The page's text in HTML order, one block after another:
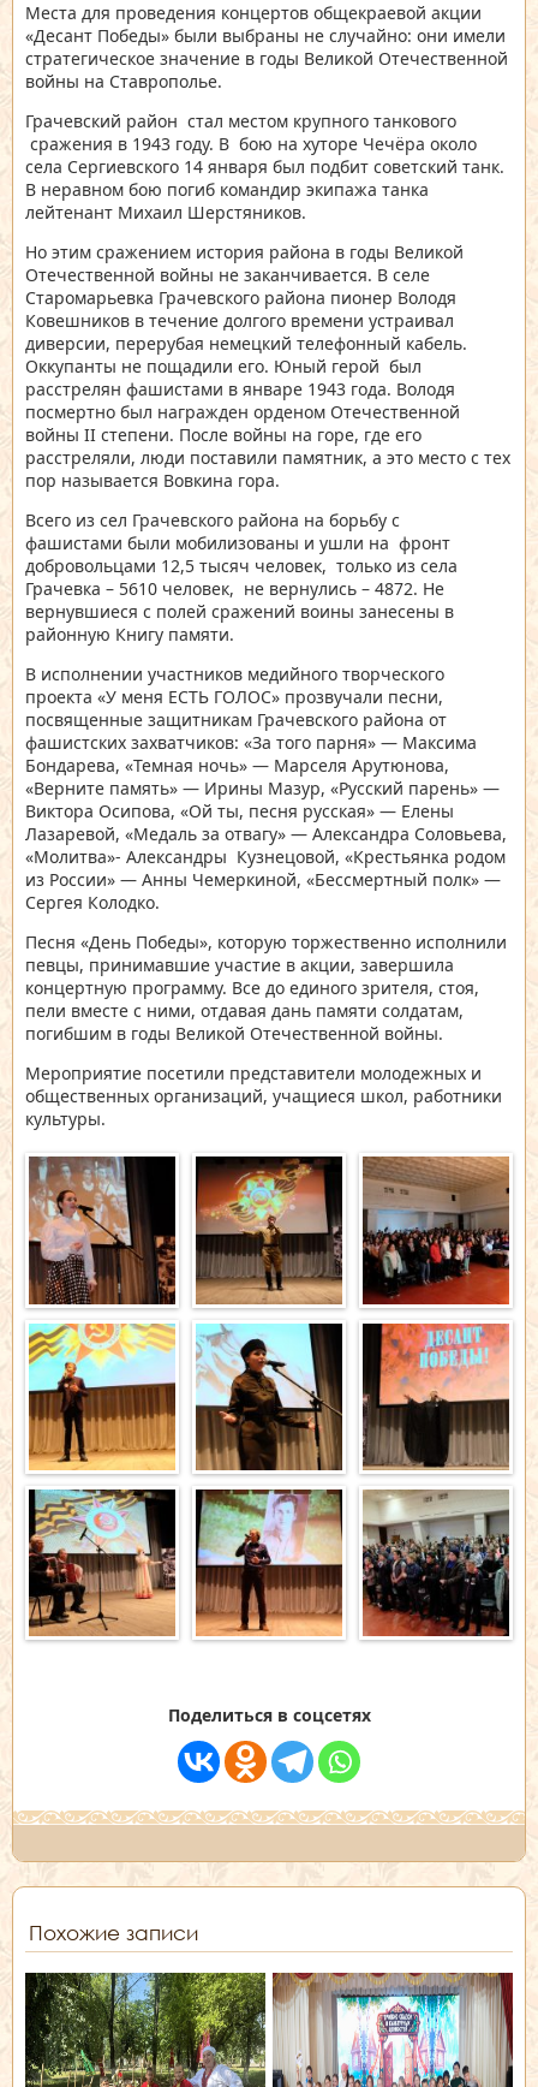
Места для проведения концертов общекраевой акции
«Десант Победы» были выбраны не случайно: они имели
стратегическое значение в годы Великой Отечественной
войны на Ставрополье.
Грачевский район стал местом крупного танкового
сражения в 1943 году. В бою на хуторе Чечёра около
села Сергиевского 14 января был подбит советский танк.
В неравном бою погиб командир экипажа танка
лейтенант Михаил Шерстяников.
Но этим сражением история района в годы Великой
Отечественной войны не заканчивается. В селе
Старомарьевка Грачевского района пионер Володя
Ковешников в течение долгого времени устраивал
диверсии, перерубая немецкий телефонный кабель.
Оккупанты не пощадили его. Юный герой был
расстрелян фашистами в январе 1943 года. Володя
посмертно был награжден орденом Отечественной
войны II степени. После войны на горе, где его
расстреляли, люди поставили памятник, а это место с тех
пор называется Вовкина гора.
Всего из сел Грачевского района на борьбу с
фашистами были мобилизованы и ушли на фронт
добровольцами 12,5 тысяч человек, только из села
Грачевка – 5610 человек, не вернулись – 4872. Не
вернувшиеся с полей сражений воины занесены в
районную Книгу памяти.
В исполнении участников медийного творческого
проекта «У меня ЕСТЬ ГОЛОС» прозвучали песни,
посвященные защитникам Грачевского района от
фашистских захватчиков: «За того парня» — Максима
Бондарева, «Темная ночь» — Марселя Арутюнова,
«Верните память» — Ирины Мазур, «Русский парень» —
Виктора Осипова, «Ой ты, песня русская» — Елены
Лазаревой, «Медаль за отвагу» — Александра Соловьева,
«Молитва»- Александры Кузнецовой, «Крестьянка родом
из России» — Анны Чемеркиной, «Бессмертный полк» —
Сергея Колодко.
Песня «День Победы», которую торжественно исполнили
певцы, принимавшие участие в акции, завершила
концертную программу. Все до единого зрителя, стоя,
пели вместе с ними, отдавая дань памяти солдатам,
погибшим в годы Великой Отечественной войны.
Мероприятие посетили представители молодежных и
общественных организаций, учащиеся школ, работники
культуры.
Поделиться в соцсетях
Похожие записи